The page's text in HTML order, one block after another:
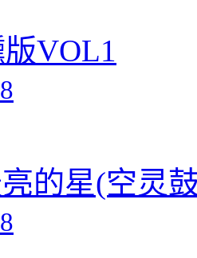
VOL1
的星(空灵